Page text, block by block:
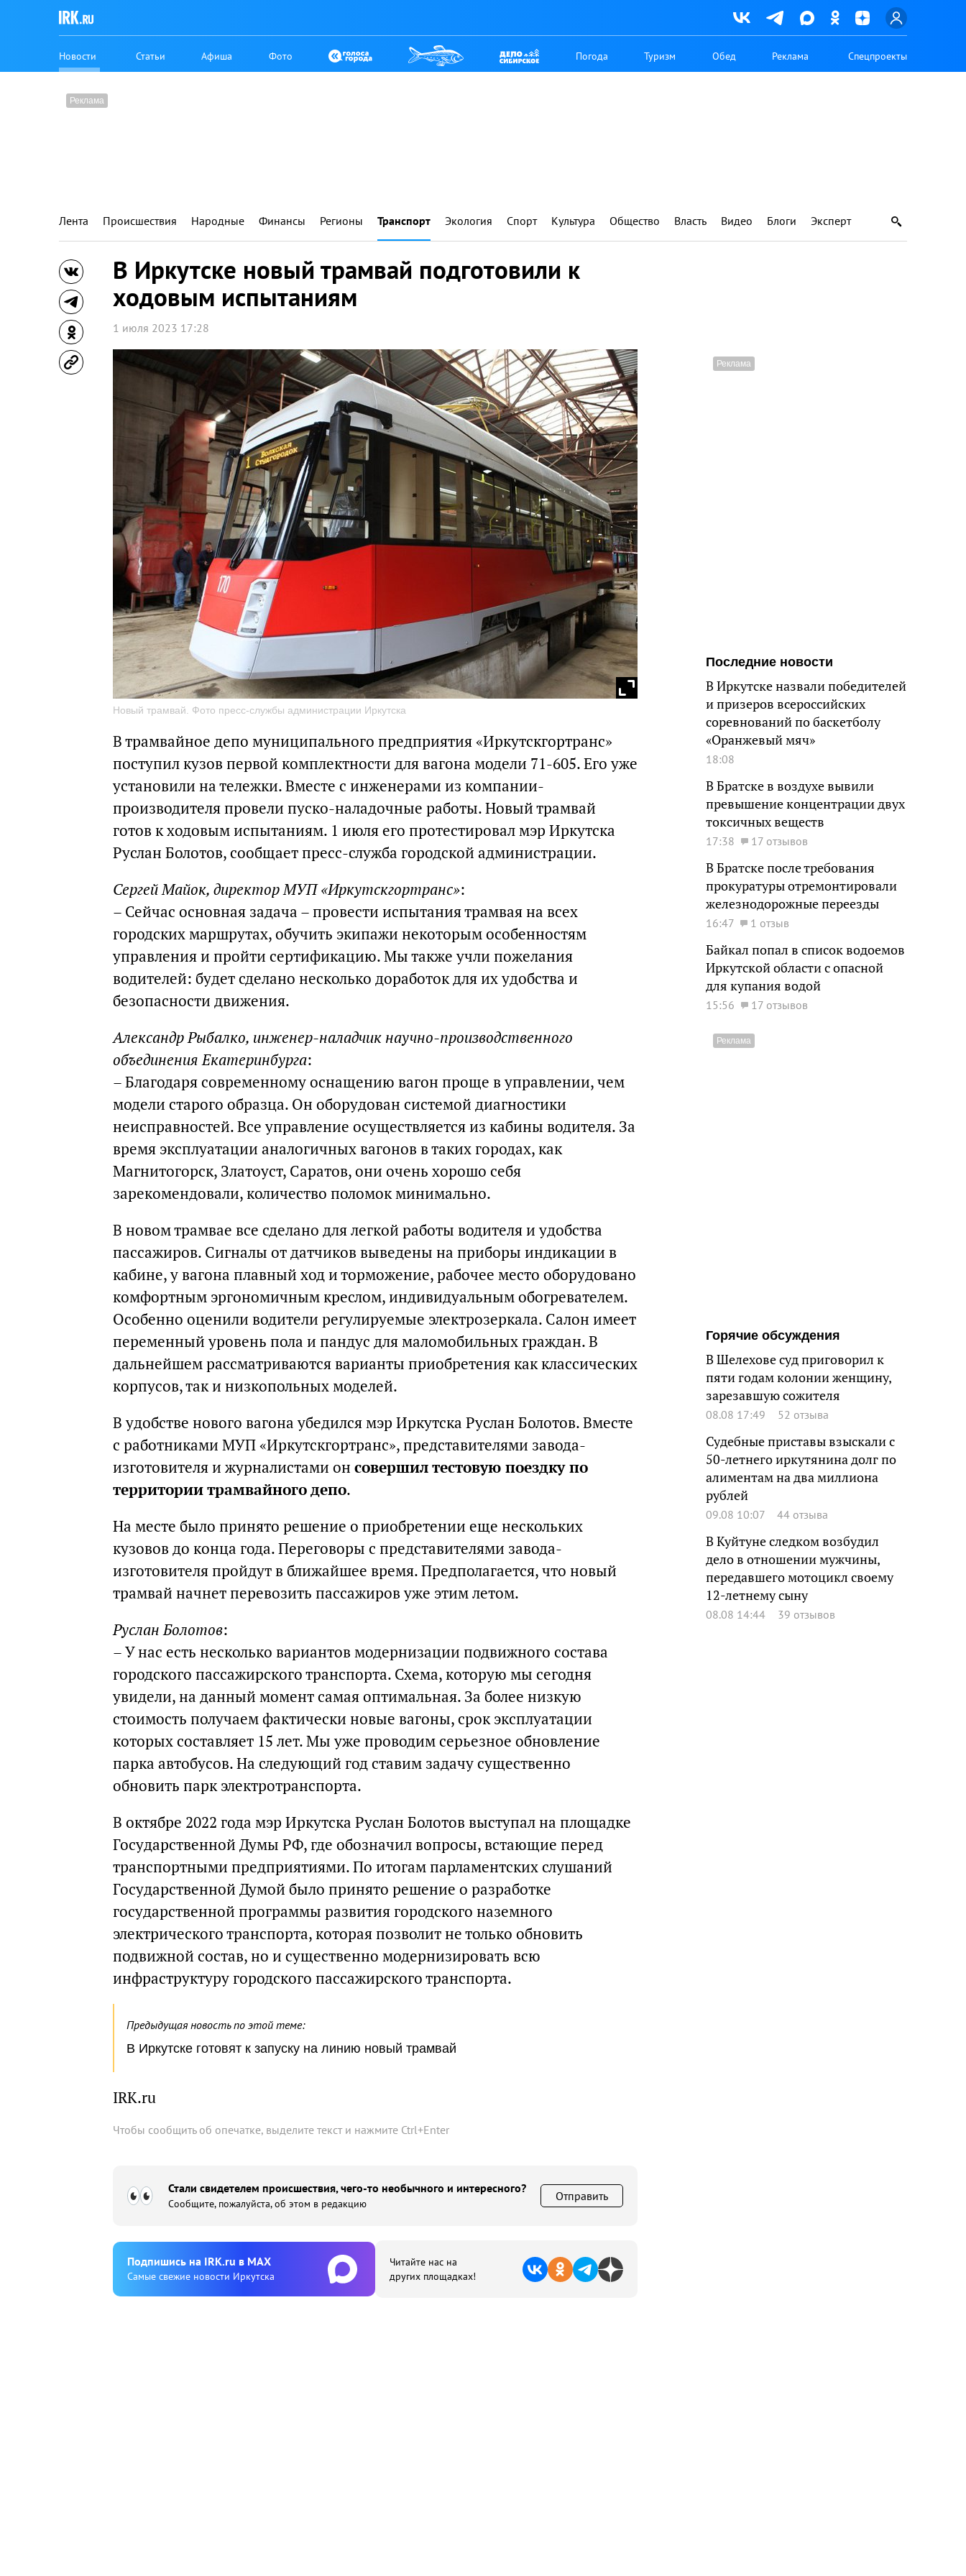
Новости Статьи Афиша Фото Погода Туризм Обед Реклама Спецпроекты
Лента Происшествия Народные Финансы Регионы Транспорт Экология Спорт Культура Общество Власть Видео Блоги Эксперт
В Иркутске новый трамвай подготовили к
ходовым испытаниям
1 июля 2023 17:28
Новый трамвай. Фото пресс-службы администрации Иркутска
В трамвайное депо муниципального предприятия «Иркутскгортранс»
поступил кузов первой комплектности для вагона модели 71-605. Его уже
установили на тележки. Вместе с инженерами из компании-
производителя провели пуско-наладочные работы. Новый трамвай
готов к ходовым испытаниям. 1 июля его протестировал мэр Иркутска
Руслан Болотов, сообщает пресс-служба городской администрации.
Сергей Майок, директор МУП «Иркутскгортранс»:
– Сейчас основная задача – провести испытания трамвая на всех
городских маршрутах, обучить экипажи некоторым особенностям
управления и пройти сертификацию. Мы также учли пожелания
водителей: будет сделано несколько доработок для их удобства и
безопасности движения.
Александр Рыбалко, инженер-наладчик научно-производственного
объединения Екатеринбурга:
– Благодаря современному оснащению вагон проще в управлении, чем
модели старого образца. Он оборудован системой диагностики
неисправностей. Все управление осуществляется из кабины водителя. За
время эксплуатации аналогичных вагонов в таких городах, как
Магнитогорск, Златоуст, Саратов, они очень хорошо себя
зарекомендовали, количество поломок минимально.
В новом трамвае все сделано для легкой работы водителя и удобства
пассажиров. Сигналы от датчиков выведены на приборы индикации в
кабине, у вагона плавный ход и торможение, рабочее место оборудовано
комфортным эргономичным креслом, индивидуальным обогревателем.
Особенно оценили водители регулируемые электрозеркала. Салон имеет
переменный уровень пола и пандус для маломобильных граждан. В
дальнейшем рассматриваются варианты приобретения как классических
корпусов, так и низкопольных моделей.
В удобстве нового вагона убедился мэр Иркутска Руслан Болотов. Вместе
с работниками МУП «Иркутскгортранс», представителями завода-
изготовителя и журналистами он совершил тестовую поездку по
территории трамвайного депо.
На месте было принято решение о приобретении еще нескольких
кузовов до конца года. Переговоры с представителями завода-
изготовителя пройдут в ближайшее время. Предполагается, что новый
трамвай начнет перевозить пассажиров уже этим летом.
Руслан Болотов:
– У нас есть несколько вариантов модернизации подвижного состава
городского пассажирского транспорта. Схема, которую мы сегодня
увидели, на данный момент самая оптимальная. За более низкую
стоимость получаем фактически новые вагоны, срок эксплуатации
которых составляет 15 лет. Мы уже проводим серьезное обновление
парка автобусов. На следующий год ставим задачу существенно
обновить парк электротранспорта.
В октябре 2022 года мэр Иркутска Руслан Болотов выступал на площадке
Государственной Думы РФ, где обозначил вопросы, встающие перед
транспортными предприятиями. По итогам парламентских слушаний
Государственной Думой было принято решение о разработке
государственной программы развития городского наземного
электрического транспорта, которая позволит не только обновить
подвижной состав, но и существенно модернизировать всю
инфраструктуру городского пассажирского транспорта.
Предыдущая новость по этой теме:
В Иркутске готовят к запуску на линию новый трамвай
IRK.ru
Чтобы сообщить об опечатке, выделите текст и нажмите Ctrl+Enter
Стали свидетелем происшествия, чего-то необычного и интересного?
Сообщите, пожалуйста, об этом в редакцию
Отправить
Подпишиcь на IRK.ru в MAX
Cамые свежие новости Иркутска
Читайте нас на
других площадках!
Последние новости
В Иркутске назвали победителей
и призеров всероссийских
соревнований по баскетболу
«Оранжевый мяч»
18:08
В Братске в воздухе вывили
превышение концентрации двух
токсичных веществ
17:38 17 отзывов
В Братске после требования
прокуратуры отремонтировали
железнодорожные переезды
16:47 1 отзыв
Байкал попал в список водоемов
Иркутской области с опасной
для купания водой
15:56 17 отзывов
Горячие обсуждения
В Шелехове суд приговорил к
пяти годам колонии женщину,
зарезавшую сожителя
08.08 17:49 52 отзыва
Судебные приставы взыскали с
50-летнего иркутянина долг по
алиментам на два миллиона
рублей
09.08 10:07 44 отзыва
В Куйтуне следком возбудил
дело в отношении мужчины,
передавшего мотоцикл своему
12-летнему сыну
08.08 14:44 39 отзывов